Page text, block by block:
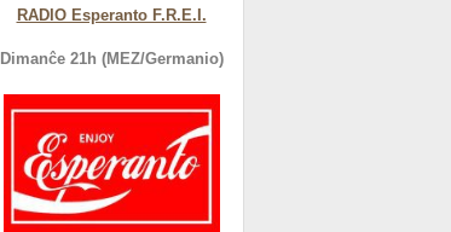
RADIO Esperanto F.R.E.I.
Dimanĉe 21h (MEZ/Germanio)